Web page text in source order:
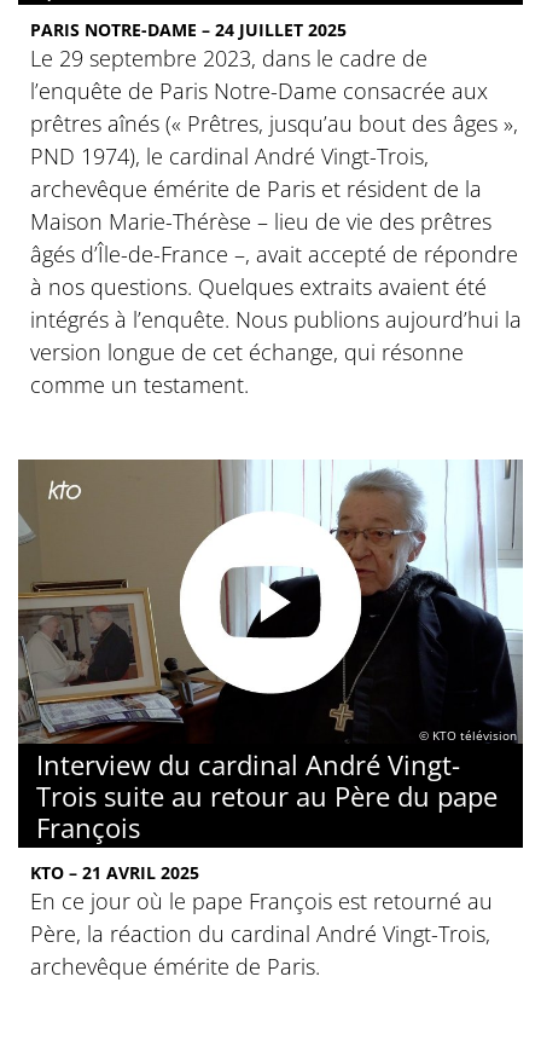
PARIS NOTRE-DAME – 24 JUILLET 2025
Le 29 septembre 2023, dans le cadre de
l’enquête de Paris Notre-Dame consacrée aux
prêtres aînés (« Prêtres, jusqu’au bout des âges »,
PND 1974), le cardinal André Vingt-Trois,
archevêque émérite de Paris et résident de la
Maison Marie-Thérèse – lieu de vie des prêtres
âgés d’Île-de-France –, avait accepté de répondre
à nos questions. Quelques extraits avaient été
intégrés à l’enquête. Nous publions aujourd’hui la
version longue de cet échange, qui résonne
comme un testament.
© KTO télévision
Interview du cardinal André Vingt-
Trois suite au retour au Père du pape
François
KTO – 21 AVRIL 2025
En ce jour où le pape François est retourné au
Père, la réaction du cardinal André Vingt-Trois,
archevêque émérite de Paris.